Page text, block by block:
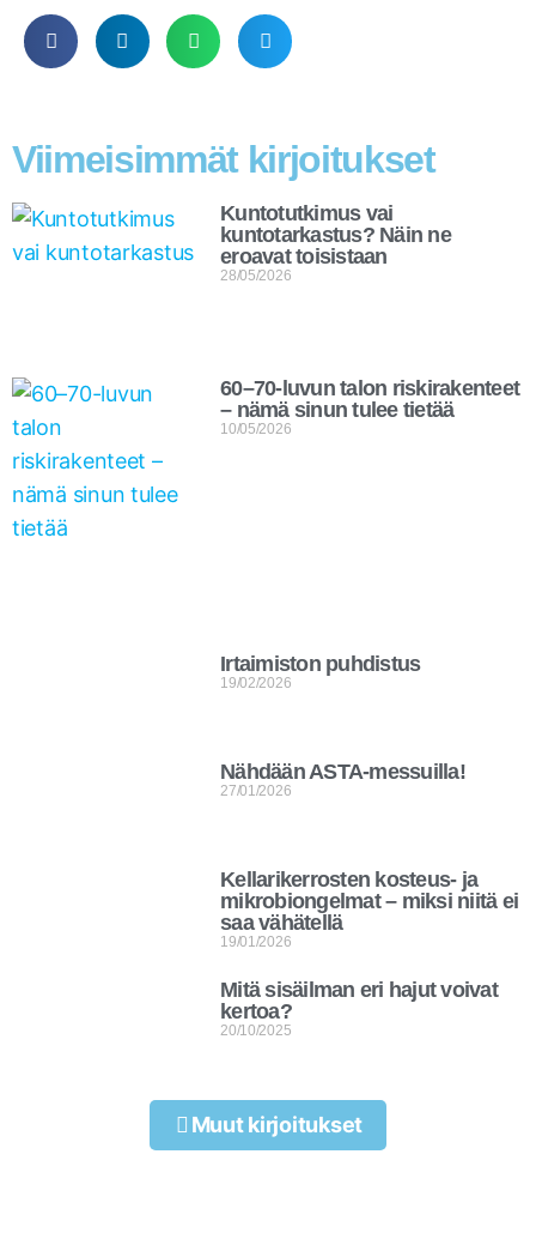
Viimeisimmät kirjoitukset
Kuntotutkimus vai
kuntotarkastus? Näin ne
eroavat toisistaan
28/05/2026
60–70-luvun talon riskirakenteet
– nämä sinun tulee tietää
10/05/2026
Irtaimiston puhdistus
19/02/2026
Nähdään ASTA-messuilla!
27/01/2026
Kellarikerrosten kosteus- ja
mikrobiongelmat – miksi niitä ei
saa vähätellä
19/01/2026
Mitä sisäilman eri hajut voivat
kertoa?
20/10/2025
Muut kirjoitukset